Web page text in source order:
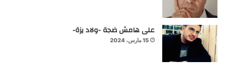
على هامش ضجة -ولاد يزة-
15 مارس، 2024